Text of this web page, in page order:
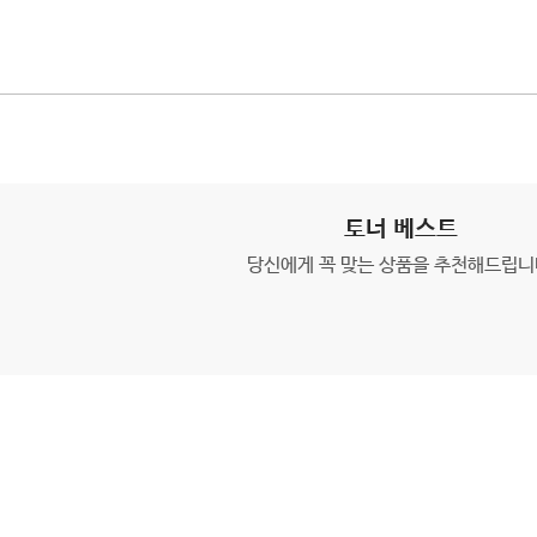
토너 베스트
당신에게 꼭 맞는 상품을 추천해드립니